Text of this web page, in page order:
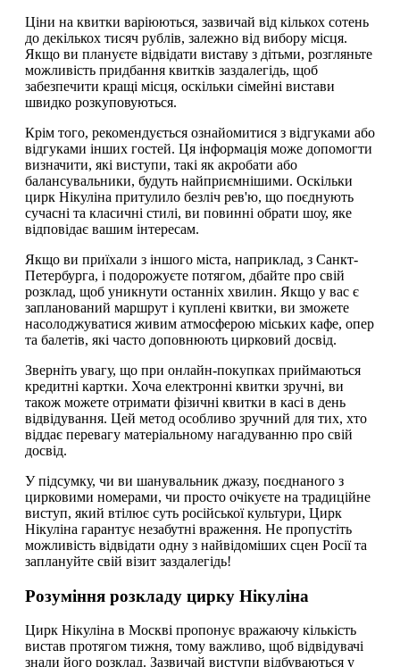
Ціни на квитки варіюються, зазвичай від кількох сотень
до декількох тисяч рублів, залежно від вибору місця.
Якщо ви плануєте відвідати виставу з дітьми, розгляньте
можливість придбання квитків заздалегідь, щоб
забезпечити кращі місця, оскільки сімейні вистави
швидко розкуповуються.
Крім того, рекомендується ознайомитися з відгуками або
відгуками інших гостей. Ця інформація може допомогти
визначити, які виступи, такі як акробати або
балансувальники, будуть найприємнішими. Оскільки
цирк Нікуліна притулило безліч рев'ю, що поєднують
сучасні та класичні стилі, ви повинні обрати шоу, яке
відповідає вашим інтересам.
Якщо ви приїхали з іншого міста, наприклад, з Санкт-
Петербурга, і подорожуєте потягом, дбайте про свій
розклад, щоб уникнути останніх хвилин. Якщо у вас є
запланований маршрут і куплені квитки, ви зможете
насолоджуватися живим атмосферою міських кафе, опер
та балетів, які часто доповнюють цирковий досвід.
Зверніть увагу, що при онлайн-покупках приймаються
кредитні картки. Хоча електронні квитки зручні, ви
також можете отримати фізичні квитки в касі в день
відвідування. Цей метод особливо зручний для тих, хто
віддає перевагу матеріальному нагадуванню про свій
досвід.
У підсумку, чи ви шанувальник джазу, поєднаного з
цирковими номерами, чи просто очікуєте на традиційне
виступ, який втілює суть російської культури, Цирк
Нікуліна гарантує незабутні враження. Не пропустіть
можливість відвідати одну з найвідоміших сцен Росії та
заплануйте свій візит заздалегідь!
Розуміння розкладу цирку Нікуліна
Цирк Нікуліна в Москві пропонує вражаючу кількість
вистав протягом тижня, тому важливо, щоб відвідувачі
знали його розклад. Зазвичай виступи відбуваються у